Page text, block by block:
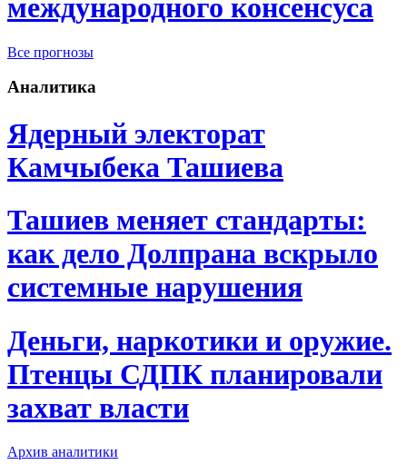
международного консенсуса
Все прогнозы
Аналитика
Ядерный электорат
Камчыбека Ташиева
Ташиев меняет стандарты:
как дело Долпрана вскрыло
системные нарушения
Деньги, наркотики и оружие.
Птенцы СДПК планировали
захват власти
Архив аналитики